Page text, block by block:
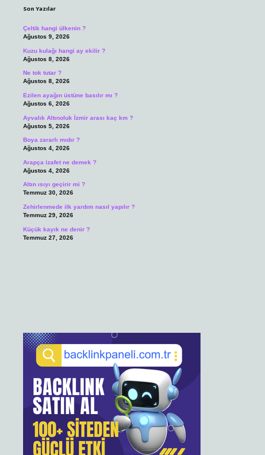
Son Yazılar
Çeltik hangi ülkenin ?
Ağustos 9, 2026
Kuzu kulağı hangi ay ekilir ?
Ağustos 8, 2026
Ne tok tutar ?
Ağustos 8, 2026
Ezilen ayağın üstüne basılır mı ?
Ağustos 6, 2026
Ayvalık Altınoluk İzmir arası kaç km ?
Ağustos 5, 2026
Boya zararlı mıdır ?
Ağustos 4, 2026
Arapça izafet ne demek ?
Ağustos 4, 2026
Altın ısıyı geçirir mi ?
Temmuz 30, 2026
Zehirlenmede ilk yardım nasıl yapılır ?
Temmuz 29, 2026
Küçük kayık ne denir ?
Temmuz 27, 2026